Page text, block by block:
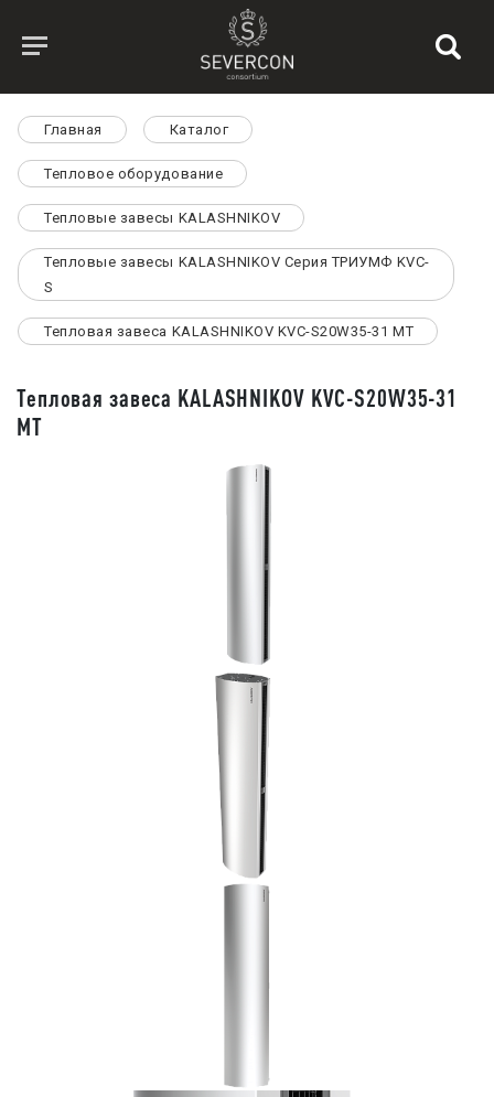
Главная Каталог
Тепловое оборудование
Тепловые завесы KALASHNIKOV
Тепловые завесы KALASHNIKOV Серия ТРИУМФ KVC-
S
Тепловая завеса KALASHNIKOV KVC-S20W35-31 MT
Тепловая завеса KALASHNIKOV KVC-S20W35-31
MT